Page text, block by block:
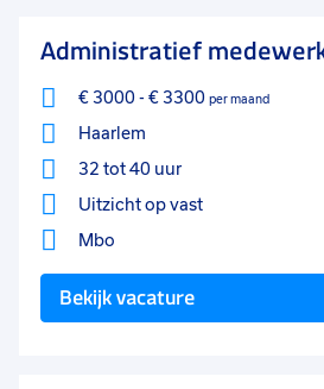
Administratief
€ 3000- € 3300 per maand
Haarlem
32 tot 40 uur
Uitzicht op vast
Mbo
Bekijk vacature